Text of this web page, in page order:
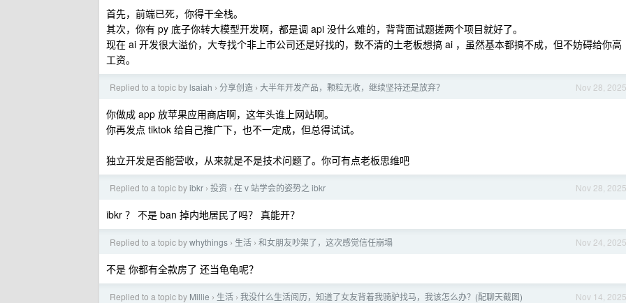
首先，前端已死，你得干全栈。
其次，你有 py 底子你转大模型开发啊，都是调 api 没什么难的，背背面试题搓两个项目就好了。
现在 ai 开发很大溢价，大专找个非上市公司还是好找的，数不清的土老板想搞 ai ，虽然基本都搞不成，但不妨碍给你高
工资。
Nov 28, 2025
Replied to a topic by lsaiah › 分享创造 › 大半年开发产品，颗粒无收，继续坚持还是放弃？
你做成 app 放苹果应用商店啊，这年头谁上网站啊。
你再发点 tiktok 给自己推广下，也不一定成，但总得试试。
独立开发是否能营收，从来就是不是技术问题了。你可有点老板思维吧
Nov 28, 2025
Replied to a topic byibkr › 投资 › 在 v 站学会的姿势之 ibkr
ibkr ？ 不是 ban 掉内地居民了吗？ 真能开？
Nov 24, 2025
Replied to a topic bywhythings › 生活 › 和女朋友吵架了，这次感觉信任崩塌
不是 你都有全款房了 还当龟龟呢？
Nov 14, 2025
Replied to a topic by Millie › 生活 › 我没什么生活阅历，知道了女友背着我骑驴找马，我该怎么办？(配聊天截图)